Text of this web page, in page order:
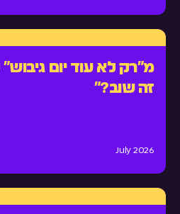
מ״רק לא עוד יום
זה שוב?״
July 2026